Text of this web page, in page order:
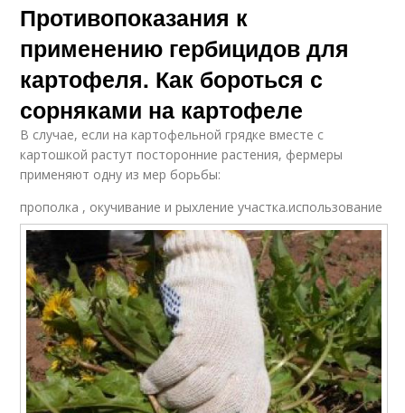
Противопоказания к
применению гербицидов для
картофеля. Как бороться с
сорняками на картофеле
В случае, если на картофельной грядке вместе с
картошкой растут посторонние растения, фермеры
применяют одну из мер борьбы:
прополка , окучивание и рыхление участка.использование